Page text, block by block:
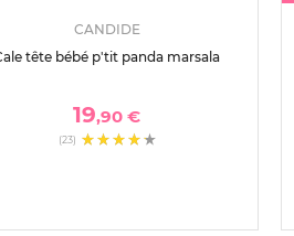
CANDIDE
tête bébé p'tit panda marsala
19,90 €
(23)